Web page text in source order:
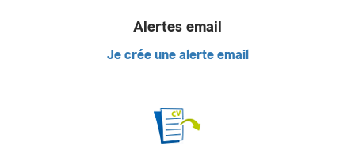
Alertes email
Je crée une alerte email